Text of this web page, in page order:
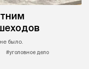
было.
#уголовное дело